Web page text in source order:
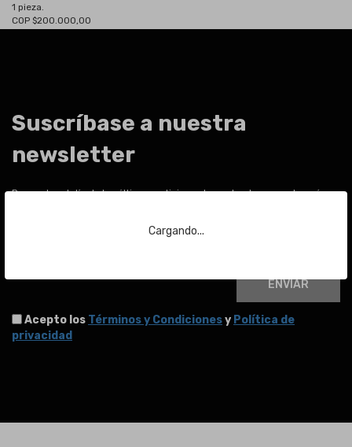
Cargando...
1 pieza.
COP $200.000,00
Suscríbase a nuestra
newsletter
Para estar al día de las últimas noticias sobre subastas y mucho más.
ENVIAR
Acepto los Términos y Condicionesy Política de
privacidad